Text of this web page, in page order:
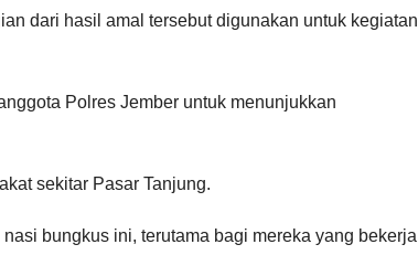
dari hasil amal tersebut digunakan untuk kegiatan
Polres Jember untuk menunjukkan
sekitar Pasar Tanjung.
bungkus ini, terutama bagi mereka yang bekerja